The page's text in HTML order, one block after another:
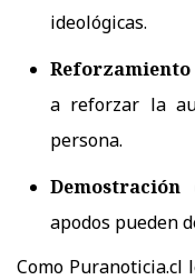
ideológicas.
Reforzamiento
a reforzar la
persona.
apodos pueden
Como Puranoticia.cl